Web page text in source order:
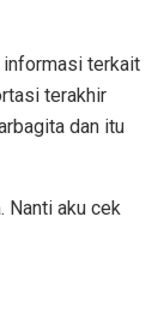
informasi terkait
terakhir
dan itu
Nanti aku cek